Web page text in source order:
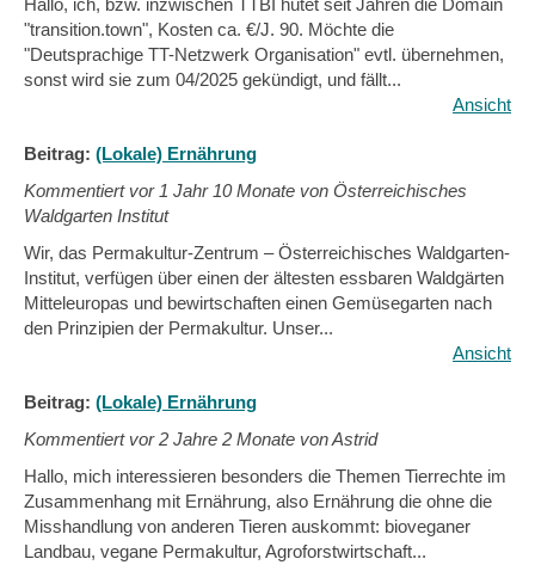
Hallo, ich, bzw. inzwischen TTBI hütet seit Jahren die Domain
"transition.town", Kosten ca. €/J. 90. Möchte die
"Deutsprachige TT-Netzwerk Organisation" evtl. übernehmen,
sonst wird sie zum 04/2025 gekündigt, und fällt...
Ansicht
Beitrag: (Lokale) Ernährung
Kommentiert vor 1 Jahr 10 Monate von Österreichisches
Waldgarten Institut
Wir, das Permakultur-Zentrum – Österreichisches Waldgarten-
Institut, verfügen über einen der ältesten essbaren Waldgärten
Mitteleuropas und bewirtschaften einen Gemüsegarten nach
den Prinzipien der Permakultur. Unser...
Ansicht
Beitrag: (Lokale) Ernährung
Kommentiert vor2 Jahre 2 Monate von Astrid
Hallo, mich interessieren besonders die Themen Tierrechte im
Zusammenhang mit Ernährung, also Ernährung die ohne die
Misshandlung von anderen Tieren auskommt: bioveganer
Landbau, vegane Permakultur, Agroforstwirtschaft...